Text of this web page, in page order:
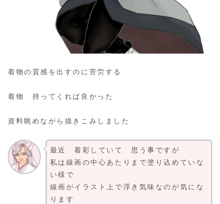
着物の質感を出すのに苦労する
着物 持ってくれば良かった
資料眺めながら描きこみしました
最近 着彩していて 思う事ですが
私は線画の中心あたりまで塗り込めていな
い様で
線画がイラスト上で浮き気味なのが気にな
ります